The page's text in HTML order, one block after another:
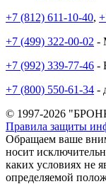
+7 (812) 611-10-40,
+7 (499) 322-00-02 -
+7 (992) 339-77-46 -
+7 (800) 550-61-34 -
© 1997-2026
Правила защиты
Обращаем ваше
носит
каких условиях не
определяемой